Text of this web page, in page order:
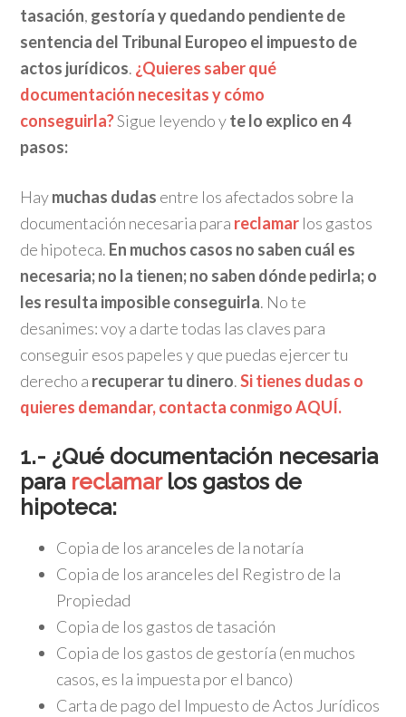
tasación, gestoría y quedando pendiente de
sentencia del Tribunal Europeo el impuesto de
actos jurídicos. ¿Quieres saber qué
documentación necesitas y cómo
conseguirla?Sigue leyendo yte lo explico en 4
pasos:
Haymuchas dudas entre los afectados sobre la
documentación necesaria para reclamar los gastos
de hipoteca. En muchos casos no saben cuál es
necesaria; no la tienen; no saben dónde pedirla; o
les resulta imposible conseguirla. No te
desanimes: voy a darte todas las claves para
conseguir esos papeles y que puedas ejercer tu
derecho a recuperar tu dinero.Si tienes dudas o
quieres demandar, contacta conmigo AQUÍ.
1.- ¿Qué documentación necesaria
para reclamarlos gastos de
hipoteca:
Copia de los aranceles de la notaría
Copia de los aranceles del Registro de la
Propiedad
Copia de los gastos de tasación
Copia de los gastos de gestoría (en muchos
casos, es la impuesta por el banco)
Carta de pago del Impuesto de Actos Jurídicos